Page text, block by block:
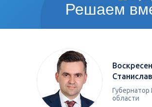
Решаем
Губернатор
области